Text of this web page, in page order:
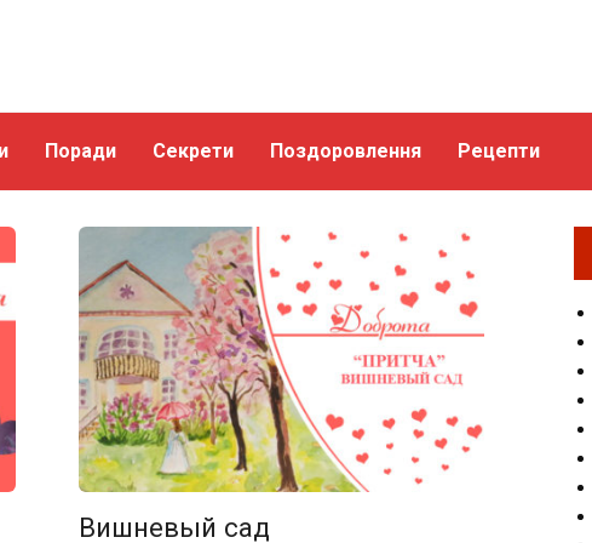
Поради Секрети Поздоровлення Рецепти
Вишневый сад